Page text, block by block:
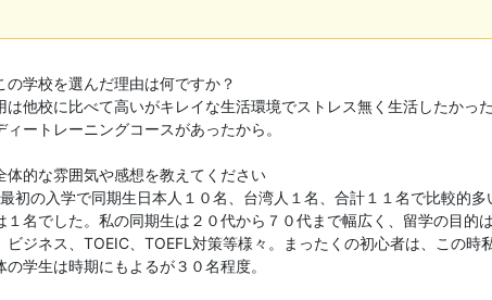
学校を選んだ理由は何ですか？
は他校に比べて高いがキレイな生活環境でストレス無く生活したかっ
ィートレーニングコースがあったから。
的な雰囲気や感想を教えてください
初の入学で同期生日本人１０名、台湾人１名、合計１１名で比較的
１名でした。私の同期生は２０代から７０代まで幅広く、留学の目的
ビジネス、TOEIC、TOEFL対策等様々。まったくの初心者は、この時
の学生は時期にもよるが３０名程度。